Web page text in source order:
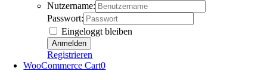
Nutzername:
Passwort:
Eingeloggt bleiben
Registrieren
WooCommerce Cart0